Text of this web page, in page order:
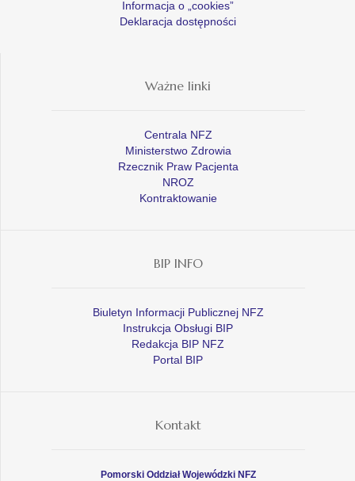
Informacja o „cookies”
Deklaracja dostępności
Ważne linki
Centrala NFZ
Ministerstwo Zdrowia
Rzecznik Praw Pacjenta
NROZ
Kontraktowanie
BIP INFO
Biuletyn Informacji Publicznej NFZ
Instrukcja Obsługi BIP
Redakcja BIP NFZ
Portal BIP
Kontakt
Pomorski Oddział Wojewódzki NFZ